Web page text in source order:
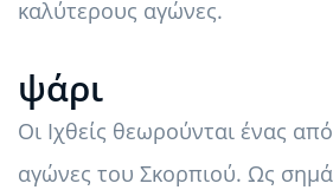
καλύτερους αγώνες.
ψάρι
Οι Ιχθείς θεωρούνται ένας
αγώνες του Σκορπιού. Ως